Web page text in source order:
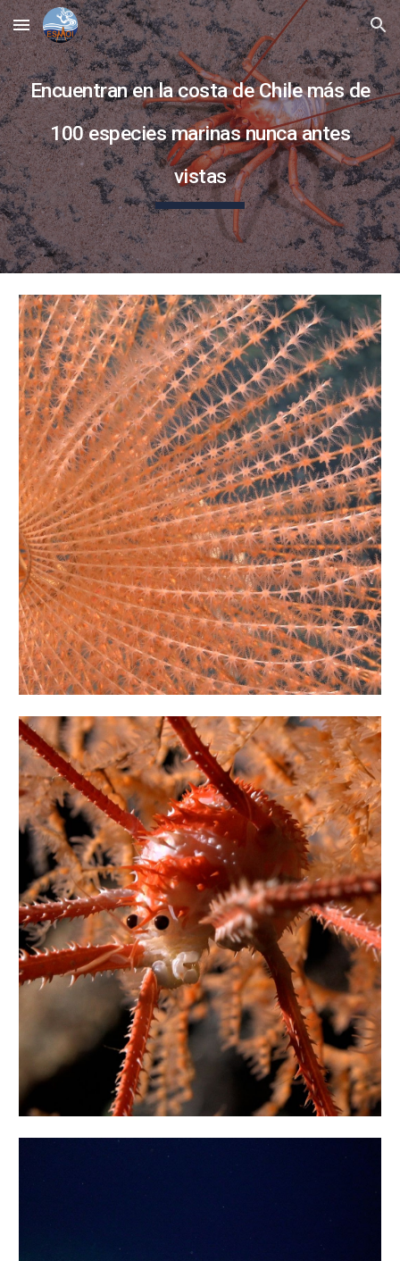
Skip to main content Skip to navigation
Encuentran en la costa de Chile más de
100 especies marinas nunca antes
vistas